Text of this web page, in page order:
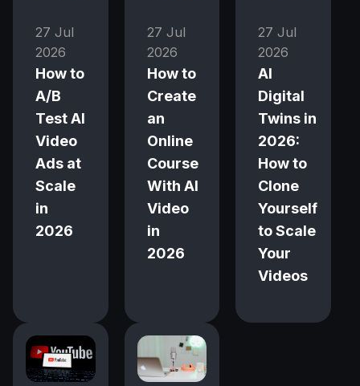
27 Jul
2026
How to
A/B
Test AI
Video
Ads at
Scale
in
2026
27 Jul
2026
How to
Create
an
Online
Course
With AI
Video
in
2026
27 Jul
2026
AI
Digital
Twins in
2026:
How to
Clone
Yourself
to Scale
Your
Videos